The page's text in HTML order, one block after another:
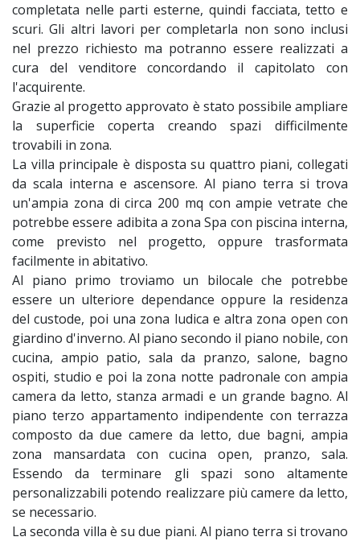
completata nelle parti esterne, quindi facciata, tetto e
scuri. Gli altri lavori per completarla non sono inclusi
nel prezzo richiesto ma potranno essere realizzati a
cura del venditore concordando il capitolato con
l'acquirente.
Grazie al progetto approvato è stato possibile ampliare
la superficie coperta creando spazi difficilmente
trovabili in zona.
La villa principale è disposta su quattro piani, collegati
da scala interna e ascensore. Al piano terra si trova
un'ampia zona di circa 200 mq con ampie vetrate che
potrebbe essere adibita a zona Spa con piscina interna,
come previsto nel progetto, oppure trasformata
facilmente in abitativo.
Al piano primo troviamo un bilocale che potrebbe
essere un ulteriore dependance oppure la residenza
del custode, poi una zona ludica e altra zona open con
giardino d'inverno. Al piano secondo il piano nobile, con
cucina, ampio patio, sala da pranzo, salone, bagno
ospiti, studio e poi la zona notte padronale con ampia
camera da letto, stanza armadi e un grande bagno. Al
piano terzo appartamento indipendente con terrazza
composto da due camere da letto, due bagni, ampia
zona mansardata con cucina open, pranzo, sala.
Essendo da terminare gli spazi sono altamente
personalizzabili potendo realizzare più camere da letto,
se necessario.
La seconda villa è su due piani. Al piano terra si trovano